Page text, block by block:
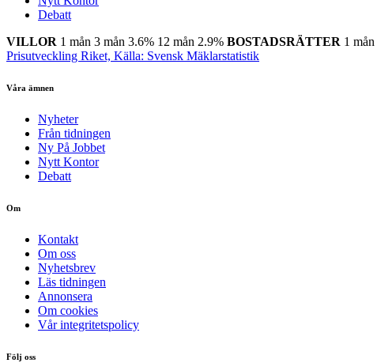
Debatt
VILLOR 1 mån 3 mån 3.6% 12 mån 2.9% BOSTADSRÄTTER 1 mån
Prisutveckling Riket, Källa: Svensk Mäklarstatistik
Våra ämnen
Nyheter
Från tidningen
Ny På Jobbet
Nytt Kontor
Debatt
Om
Kontakt
Om oss
Nyhetsbrev
Läs tidningen
Annonsera
Om cookies
Vår integritetspolicy
Följ oss